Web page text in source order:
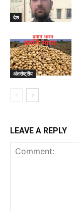
देश
अंतर्राष्ट्रीय
LEAVE A REPLY